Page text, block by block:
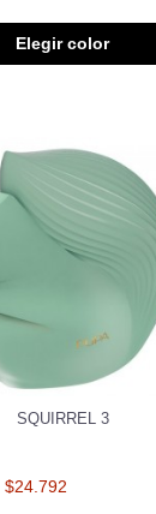
Elegir color
SQUIRREL 3
$24.792